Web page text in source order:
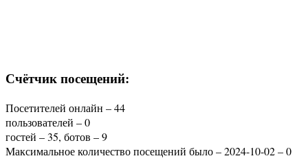
Счётчик посещений:
Посетителей онлайн – 44
пользователей – 0
гостей – 35, ботов – 9
Максимальное количество посещений было – 2024-10-02 – 0